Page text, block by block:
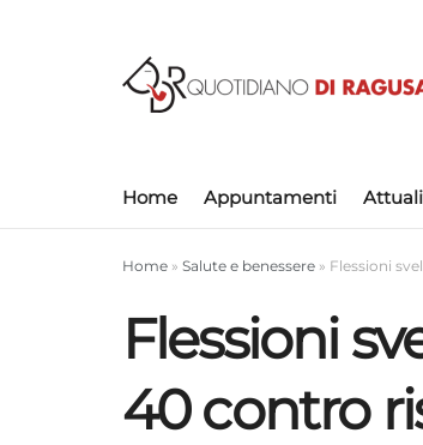
Home Appuntamenti
Home » Salute e benessere » Flessioni
Flessioni
40 contro